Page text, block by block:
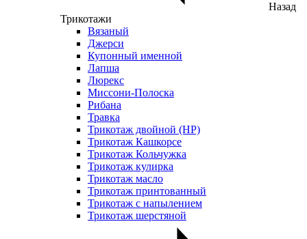
Назад
Трикотажи
Вязаный
Джерси
Купонный именной
Лапша
Люрекс
Миссони-Полоска
Рибана
Травка
Трикотаж двойной (НР)
Трикотаж Кашкорсе
Трикотаж Кольчужка
Трикотаж кулирка
Трикотаж масло
Трикотаж принтованный
Трикотаж с напылением
Трикотаж шерстяной